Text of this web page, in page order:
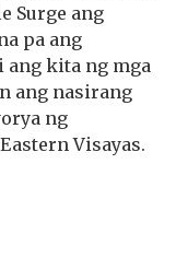
Surge ang
pa ang
kita ng mga
ang nasirang
ng
Visayas.